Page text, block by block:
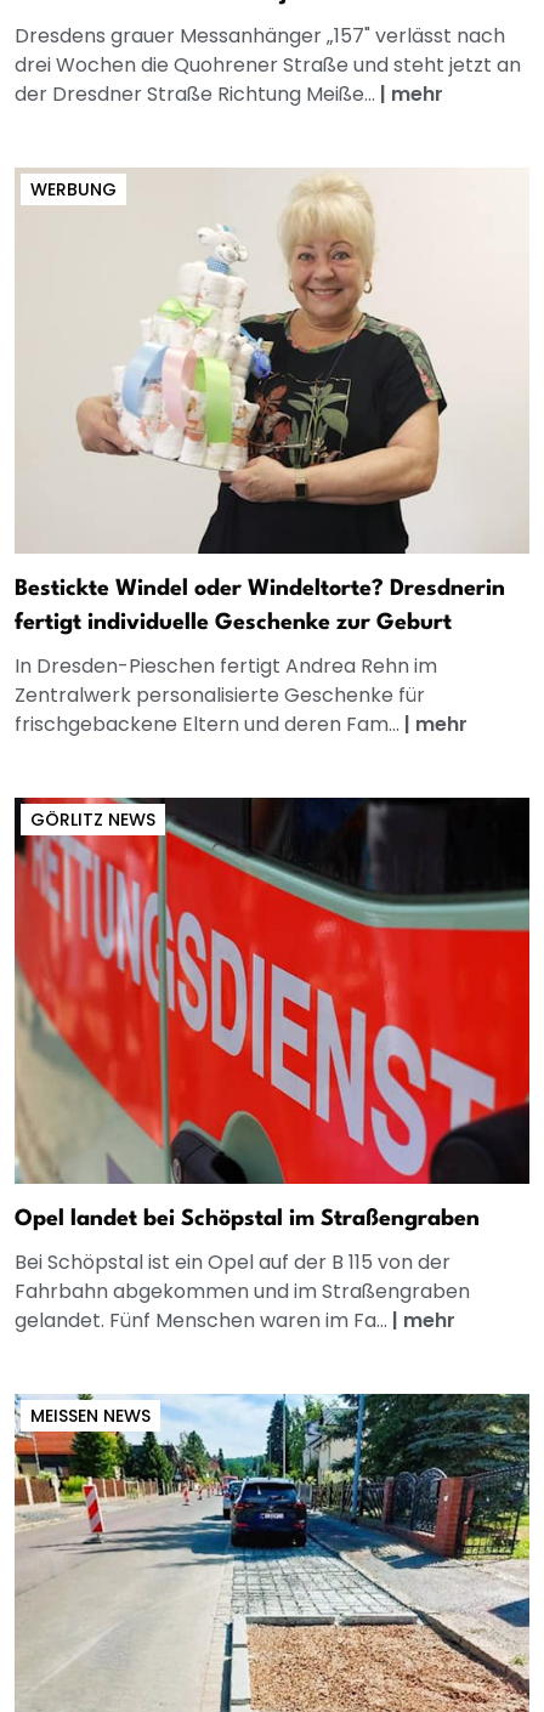
Dresdens grauer Messanhänger „157" verlässt nach
drei Wochen die Quohrener Straße und steht jetzt an
der Dresdner Straße Richtung Meiße... | mehr
WERBUNG
Bestickte Windel oder Windeltorte? Dresdnerin
fertigt individuelle Geschenke zur Geburt
In Dresden-Pieschen fertigt Andrea Rehn im
Zentralwerk personalisierte Geschenke für
frischgebackene Eltern und deren Fam... | mehr
GÖRLITZ NEWS
Opel landet bei Schöpstal im Straßengraben
Bei Schöpstal ist ein Opel auf der B 115 von der
Fahrbahn abgekommen und im Straßengraben
gelandet. Fünf Menschen waren im Fa... | mehr
MEISSEN NEWS